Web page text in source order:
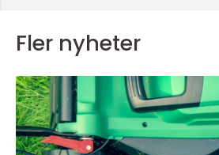
Fler nyheter